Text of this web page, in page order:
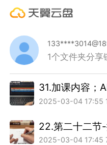
1个文件夹分享
31.加课内容；
2025-03-04 17:55
2025-03-04 17:45